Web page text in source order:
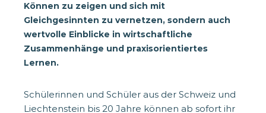
Können zu zeigen und sich mit
Gleichgesinnten zu vernetzen, sondern auch
wertvolle Einblicke in wirtschaftliche
Zusammenhänge und praxisorientiertes
Lernen.
Schülerinnen und Schüler aus der Schweiz und
Liechtenstein bis 20 Jahre können ab sofort ihr